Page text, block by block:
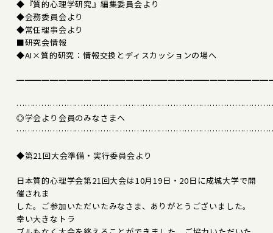
◆『質的心理学研究』編集委員会より
◆会務委員会より
◆常任理事会より
■研究会情報
◆AI×質的研究：情報交換とディスカッションの場へ
◎学会より会員のみなさまへ
◆第21回大会準備・実行委員会より
日本質的心理学会第21回大会は10月19日・20日に成城大学で開
催されま
した。ご参加いただいたみなさま、ありがとうございました。
幸い大きなトラ